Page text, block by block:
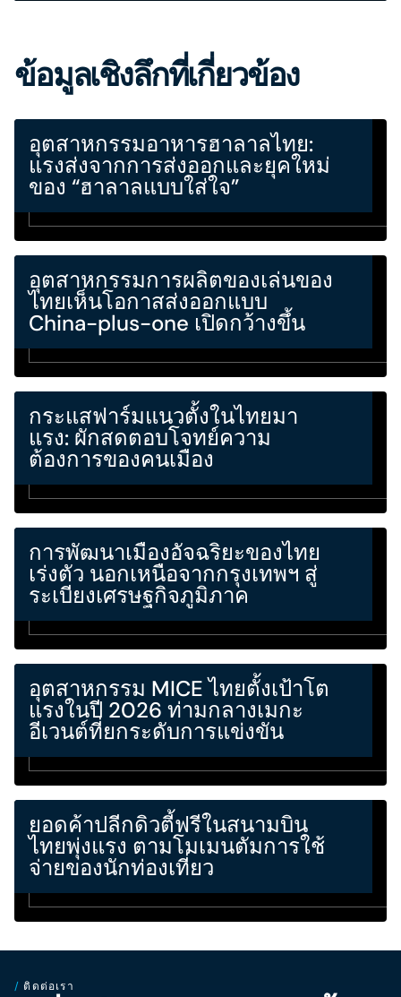
ข้อมูลเชิงลึกที่เกี่ยวข้อง
อุตสาหกรรมอาหารฮาลาลไทย:
แรงส่งจากการส่งออกและยุคใหม่
ของ “ฮาลาลแบบใส่ใจ”
อุตสาหกรรมการผลิตของเล่นของ
ไทยเห็นโอกาสส่งออกแบบ
China-plus-one เปิดกว้างขึ้น
กระแสฟาร์มแนวตั้งในไทยมา
แรง: ผักสดตอบโจทย์ความ
ต้องการของคนเมือง
การพัฒนาเมืองอัจฉริยะของไทย
เร่งตัว นอกเหนือจากกรุงเทพฯ สู่
ระเบียงเศรษฐกิจภูมิภาค
อุตสาหกรรม MICE ไทยตั้งเป้าโต
แรงในปี 2026 ท่ามกลางเมกะ
อีเวนต์ที่ยกระดับการแข่งขัน
ยอดค้าปลีกดิวตี้ฟรีในสนามบิน
ไทยพุ่งแรง ตามโมเมนตัมการใช้
จ่ายของนักท่องเที่ยว
/ ติดต่อเรา